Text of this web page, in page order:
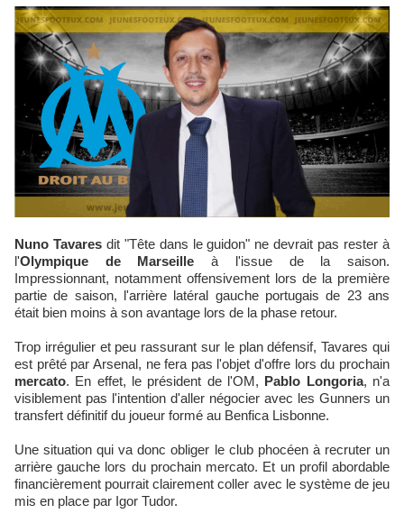
Nuno Tavaresdit "Tête dans le guidon" ne devrait pas rester à
l'Olympique de Marseille à l'issue de la saison.
Impressionnant, notamment offensivement lors de la première
partie de saison, l'arrière latéral gauche portugais de 23 ans
était bien moins à son avantage lors de la phase retour.
Trop irrégulier et peu rassurant sur le plan défensif, Tavares qui
est prêté par Arsenal, ne fera pas l'objet d'offre lors du prochain
mercato. En effet, le président de l'OM, Pablo Longoria, n'a
visiblement pas l'intention d'aller négocier avec les Gunners un
transfert définitif du joueur formé au Benfica Lisbonne.
Une situation qui va donc obliger le club phocéen à recruter un
arrière gauche lors du prochain mercato. Et un profil abordable
financièrement pourrait clairement coller avec le système de jeu
mis en place par Igor Tudor.